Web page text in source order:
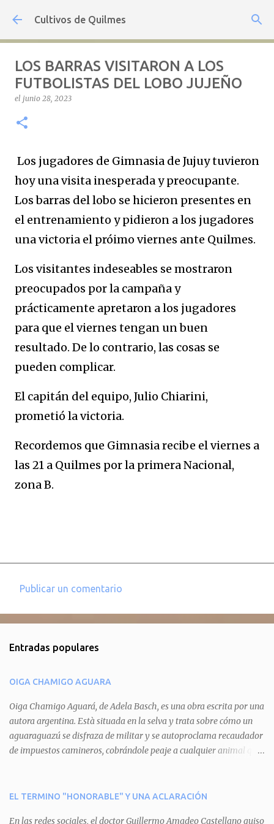
Ir al contenido principal
Cultivos de Quilmes
LOS BARRAS VISITARON A LOS
FUTBOLISTAS DEL LOBO JUJEÑO
el junio 28, 2023
Los jugadores de Gimnasia de Jujuy tuvieron
hoy una visita inesperada y preocupante.
Los barras del lobo se hicieron presentes en
el entrenamiento y pidieron a los jugadores
una victoria el próimo viernes ante Quilmes.
Los visitantes indeseables se mostraron
preocupados por la campaña y
prácticamente apretaron a los jugadores
para que el viernes tengan un buen
resultado. De lo contrario, las cosas se
pueden complicar.
El capitán del equipo, Julio Chiarini,
prometió la victoria.
Recordemos que Gimnasia recibe el viernes a
las 21 a Quilmes por la primera Nacional,
zona B.
e
t
a
r
i
o
Publicar un comentario
Entradas populares
OIGA CHAMIGO AGUARA
Oiga Chamigo Aguará, de Adela Basch, es una obra escrita por una
autora argentina. Està situada en la selva y trata sobre cómo un
aguaraguazú se disfraza de militar y se autoproclama recaudador
de impuestos camineros, cobrándole peaje a cualquier animal que
aguará le provoca. De igual manera pasa con Tatú, el armadillo.
EL TERMINO "HONORABLE" Y UNA ACLARACIÓN
En las redes sociales, el doctor Guillermo Amadeo Castellano quiso